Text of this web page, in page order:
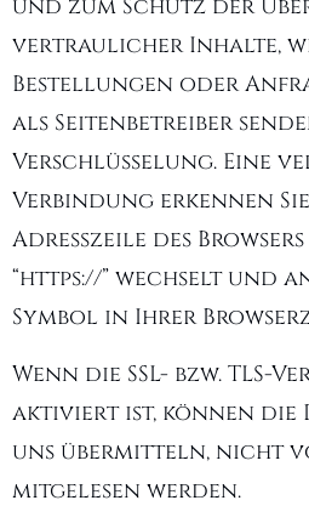
und zum Schutz der
vertraulicher Inhalte,
Bestellungen oder
als Seitenbetreiber
Verschlüsselung. Eine
Verbindung erkennen
Adresszeile des
“https://” wechselt und
Symbol in Ihrer
Wenn die SSL- bzw. TLS-
aktiviert ist, können die
uns übermitteln, nicht
mitgelesen werden.